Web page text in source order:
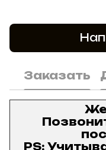
Заказать
PS: